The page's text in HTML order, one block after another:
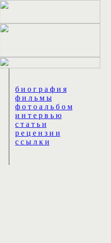
б и о г р а ф и я
ф и л ь м ы
ф о т о а л ь б о м
и н т е р в ь ю
с т а т ь и
р е ц е н з и и
с с ы л к и